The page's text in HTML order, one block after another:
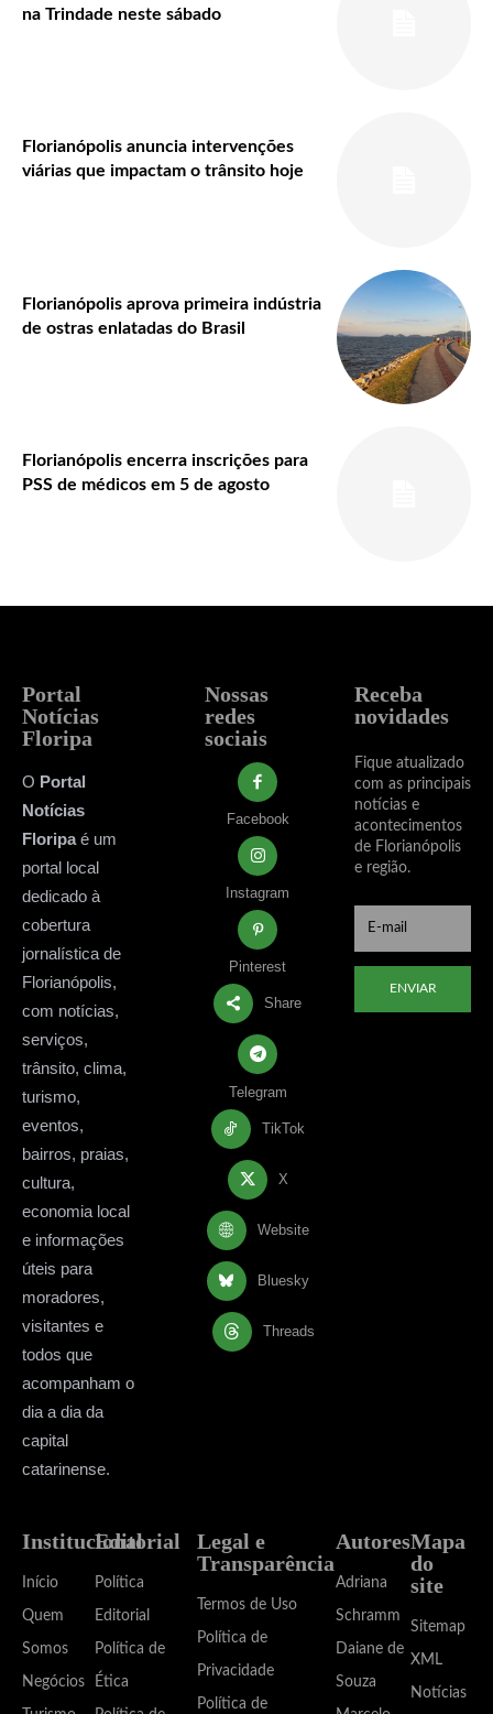
na Trindade neste sábado
Florianópolis anuncia intervenções
viárias que impactam o trânsito hoje
Florianópolis aprova primeira indústria
de ostras enlatadas do Brasil
Florianópolis encerra inscrições para
PSS de médicos em 5 de agosto
Portal
Notícias
Floripa
O Portal
Notícias
Floripaé um
portal local
dedicado à
cobertura
jornalística de
Florianópolis,
com notícias,
serviços,
trânsito, clima,
turismo,
eventos,
bairros, praias,
cultura,
economia local
e informações
úteis para
moradores,
visitantes e
todos que
acompanham o
dia a dia da
capital
catarinense.
Nossas
redes
sociais
Facebook
Instagram
Pinterest
Share
Telegram
TikTok
X
Website
Bluesky
Threads
Receba
novidades
Fique atualizado
com as principais
notícias e
acontecimentos
de Florianópolis
e região.
ENVIAR
Institucional
Início
Quem
Somos
Negócios
Editorial
Política
Editorial
Política de
Ética
Legal e
Transparência
Termos de Uso
Política de
Privacidade
Política de
Autores
Adriana
Schramm
Daiane de
Souza
Mapa
do
site
Sitemap
XML
Notícias